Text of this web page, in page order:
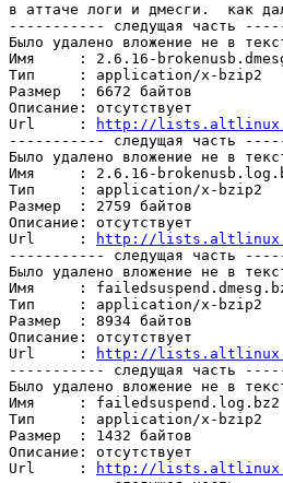
в аттаче логи и дмесги.  как
----------- следущая часть
Было удалено вложение не в
Имя     : 2.6.16-
Тип     : application/x-bzip2
Размер  : 6672 байтов
Описание: отсутствует
Url     :
http://
----------- следущая часть
Было удалено вложение не в
Имя     : 2.6.16-
Тип     : application/x-bzip2
Размер  : 2759 байтов
Описание: отсутствует
Url     :
http://
----------- следущая часть
Было удалено вложение не в
Имя     :
Тип     : application/x-bzip2
Размер  : 8934 байтов
Описание: отсутствует
Url     :
http://
----------- следущая часть
Было удалено вложение не в
Имя     : failedsuspend.log.bz2
Тип     : application/x-bzip2
Размер  : 1432 байтов
Описание: отсутствует
Url     :
http://